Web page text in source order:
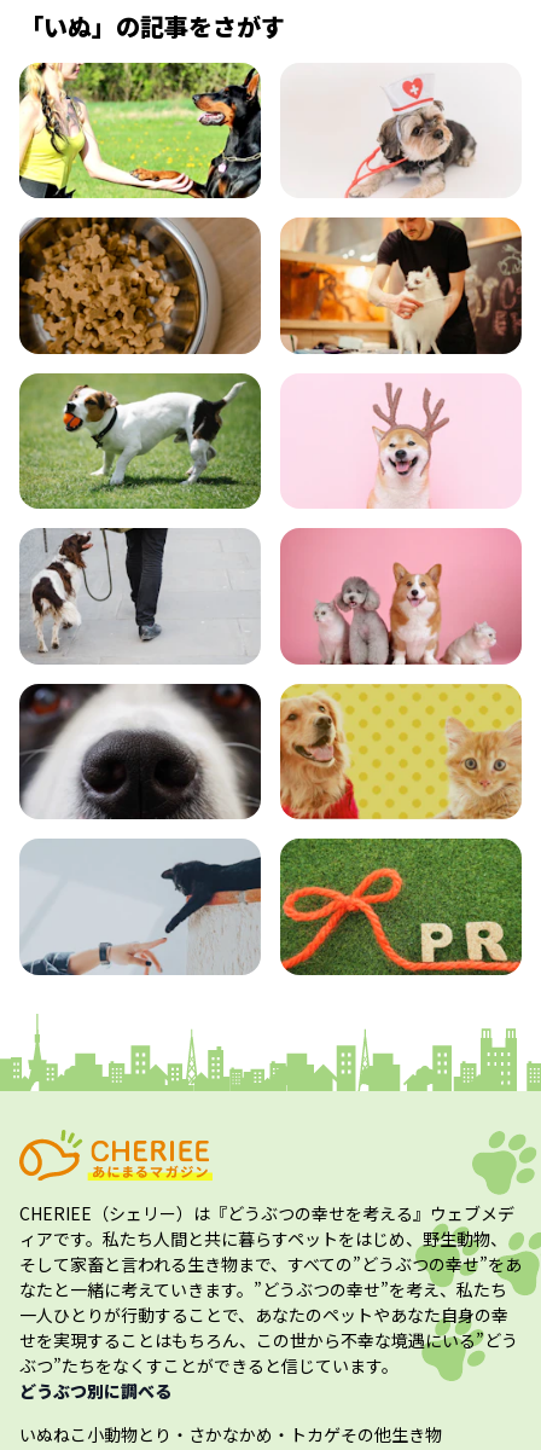
「いぬ」の記事をさがす
飼い方 健康
食事 お手入れ
トレーニング グッズ
おでかけ 図鑑
エンタメ クイズ
CHERIEE（シェリー） は『どうぶつの幸せを考える』ウェブメデ
ィアです。私たち人間と共に暮らすペットをはじめ、野生動物、
そして家畜と言われる生き物まで、すべての”どうぶつの幸せ”をあ
なたと一緒に考えていきます。”どうぶつの幸せ”を考え、私たち
一人ひとりが行動することで、あなたのペットやあなた自身の幸
せを実現することはもちろん、この世から不幸な境遇にいる”どう
ぶつ”たちをなくすことができると信じています。
どうぶつ別に調べる
いぬねこ小動物とり・さかなかめ・トカゲその他生き物